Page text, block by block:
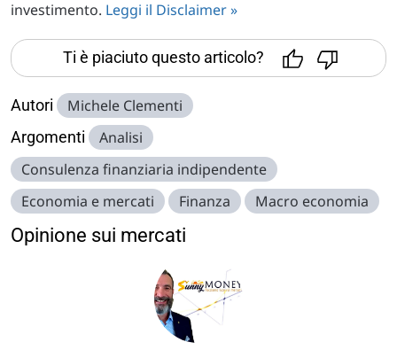
investimento. Leggi il Disclaimer »
Ti è piaciuto questo articolo?
Autori Michele Clementi
Argomenti
Analisi
Consulenza finanziaria indipendente
Economia e mercati
Finanza Macro economia
Opinione sui mercati